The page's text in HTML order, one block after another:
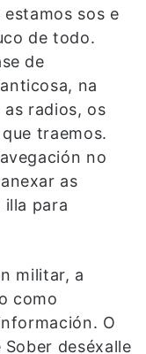
sos e
de todo.
de
na
as radios, os
traemos.
no
as
illa para
militar, a
como
O
deséxalle